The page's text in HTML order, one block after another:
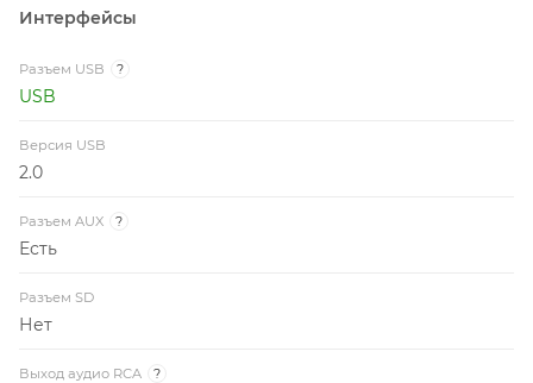
Интерфейсы
Разъем USB ?
USB
Версия USB
2.0
Разъем AUX ?
Есть
Разъем SD
Нет
Выход aудио RCA ?